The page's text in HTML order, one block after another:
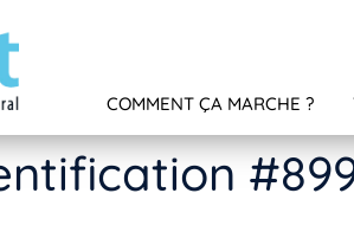
COMMENT ÇA MARCHE ?